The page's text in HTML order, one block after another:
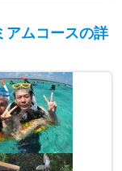
アムコースの詳